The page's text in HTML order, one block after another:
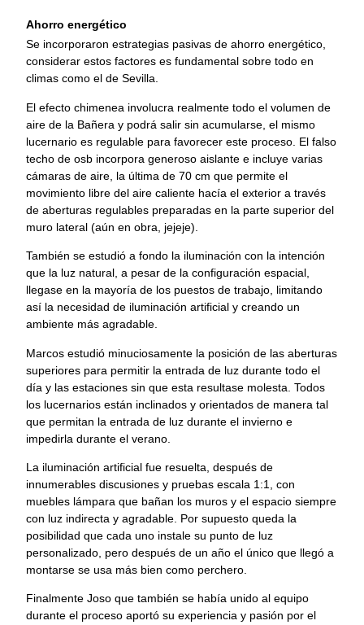
Ahorro energético
Se incorporaron estrategias pasivas de ahorro energético,
considerar estos factores es fundamental sobre todo en
climas como el de Sevilla.
El efecto chimenea involucra realmente todo el volumen de
aire de la Bañera y podrá salir sin acumularse, el mismo
lucernario es regulable para favorecer este proceso. El falso
techo de osb incorpora generoso aislante e incluye varias
cámaras de aire, la última de 70 cm que permite el
movimiento libre del aire caliente hacía el exterior a través
de aberturas regulables preparadas en la parte superior del
muro lateral (aún en obra, jejeje).
También se estudió a fondo la iluminación con la intención
que la luz natural, a pesar de la configuración espacial,
llegase en la mayoría de los puestos de trabajo, limitando
así la necesidad de iluminación artificial y creando un
ambiente más agradable.
Marcos estudió minuciosamente la posición de las aberturas
superiores para permitir la entrada de luz durante todo el
día y las estaciones sin que esta resultase molesta. Todos
los lucernarios están inclinados y orientados de manera tal
que permitan la entrada de luz durante el invierno e
impedirla durante el verano.
La iluminación artificial fue resuelta, después de
innumerables discusiones y pruebas escala 1:1, con
muebles lámpara que bañan los muros y el espacio siempre
con luz indirecta y agradable. Por supuesto queda la
posibilidad que cada uno instale su punto de luz
personalizado, pero después de un año el único que llegó a
montarse se usa más bien como perchero.
Finalmente Joso que también se había unido al equipo
durante el proceso aportó su experiencia y pasión por el